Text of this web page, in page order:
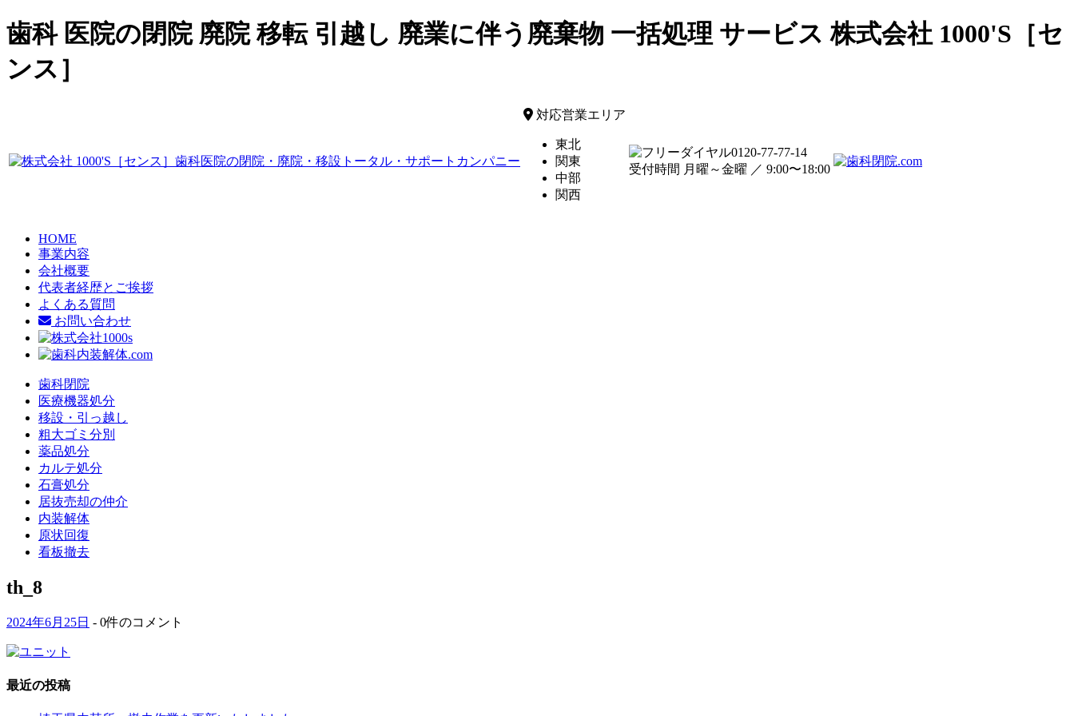
歯科 医院の閉院 廃院 移転 引越し 廃業に伴う廃棄物 一括処理 サービス 株式会社 1000'S［セ
ンス］
対応営業エリア
東北
関東
中部
関西
0120-77-77-14
受付時間 月曜～金曜 ／ 9:00〜18:00
HOME
事業内容
会社概要
代表者経歴とご挨拶
よくある質問
お問い合わせ
歯科閉院
医療機器処分
移設・引っ越し
粗大ゴミ分別
薬品処分
カルテ処分
石膏処分
居抜売却の仲介
内装解体
原状回復
看板撤去
th_8
2024年6月25日 - 0件のコメント
最近の投稿